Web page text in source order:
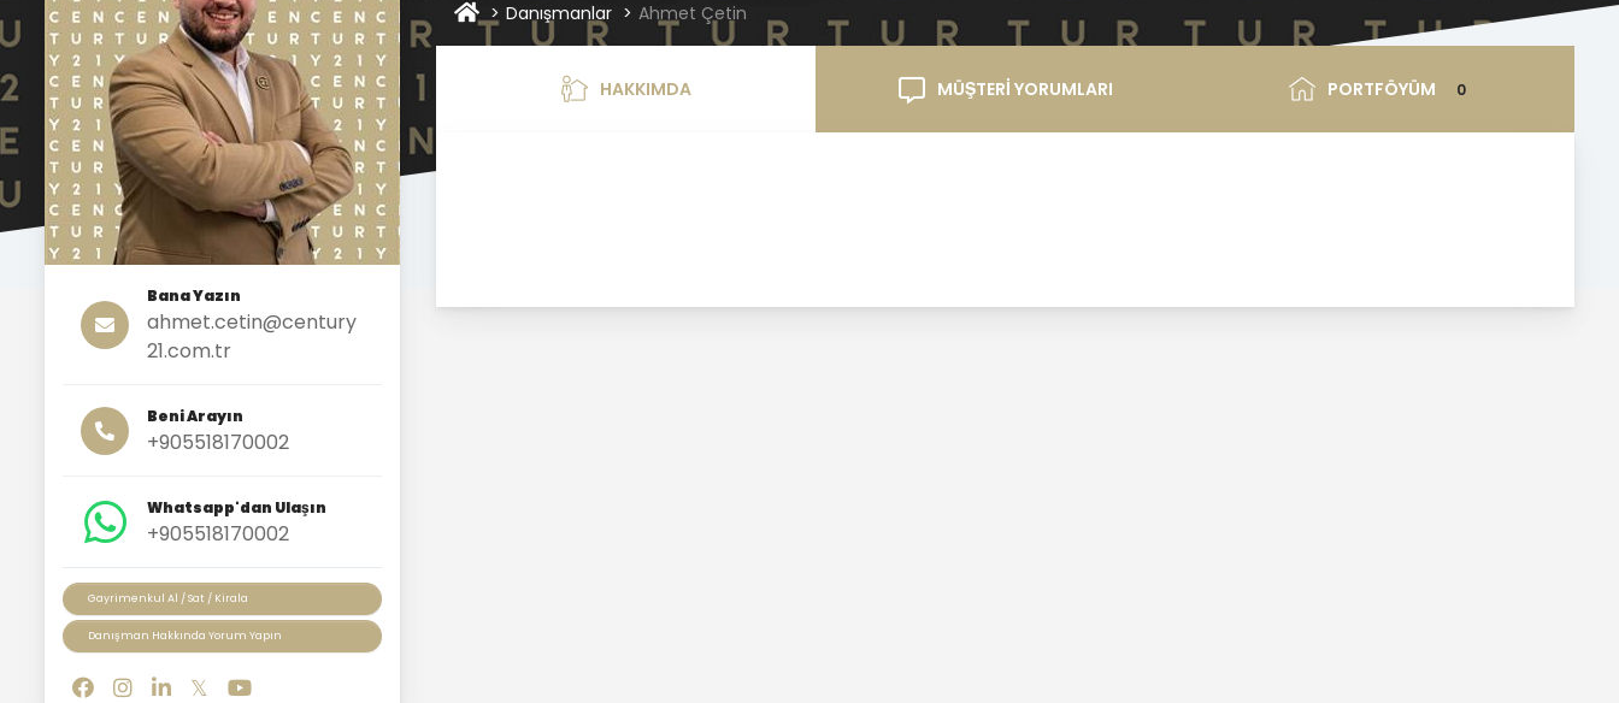
Danışmanlar Ahmet Çetin
Bana Yazın
ahmet.cetin@century
21.com.tr
Beni Arayın
+905518170002
Whatsapp'dan Ulaşın
+905518170002
Gayrimenkul Al / Sat / Kirala
Danışman Hakkında Yorum Yapın
HAKKIMDA MÜŞTERİ YORUMLARI PORTFÖYÜM 0